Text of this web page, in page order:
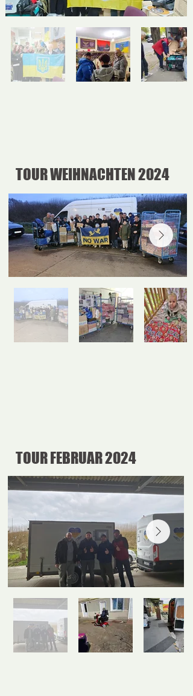
TOUR WEIHNACHTEN 2024
TOUR FEBRUAR 2024